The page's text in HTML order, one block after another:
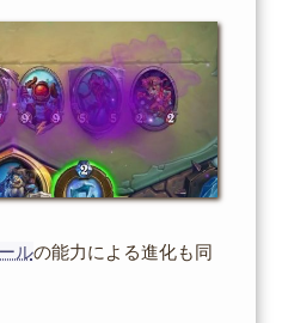
ルの能力による進化も同